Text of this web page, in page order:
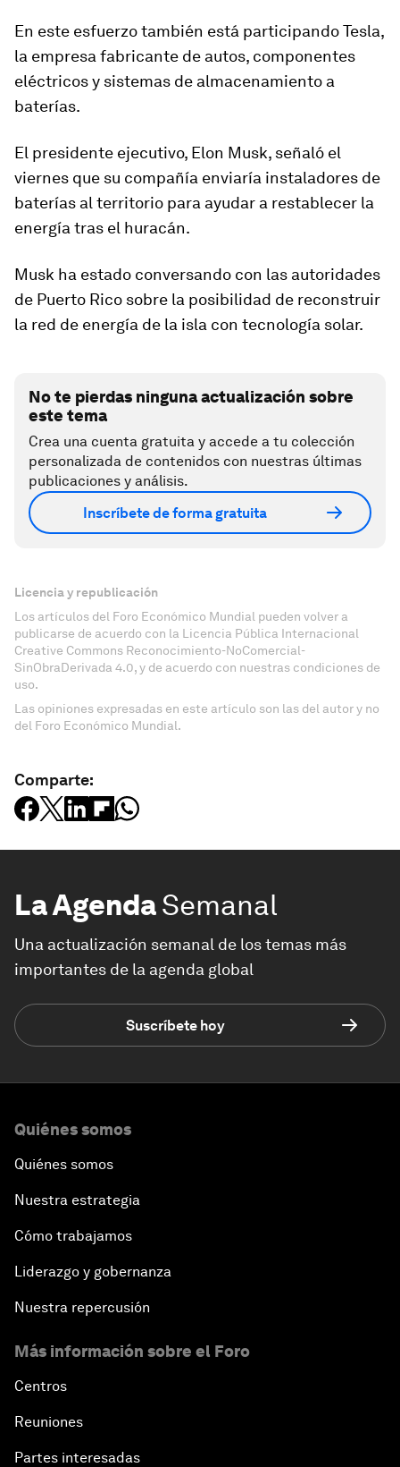
En este esfuerzo también está participando Tesla,
la empresa fabricante de autos, componentes
eléctricos y sistemas de almacenamiento a
baterías.
El presidente ejecutivo, Elon Musk, señaló el
viernes que su compañía enviaría instaladores de
baterías al territorio para ayudar a restablecer la
energía tras el huracán.
Musk ha estado conversando con las autoridades
de Puerto Rico sobre la posibilidad de reconstruir
la red de energía de la isla con tecnología solar.
No te pierdas ninguna actualización sobre
este tema
Crea una cuenta gratuita y accede a tu colección
personalizada de contenidos con nuestras últimas
publicaciones y análisis.
Inscríbete de forma gratuita
Licencia y republicación
Los artículos del Foro Económico Mundial pueden volver a
publicarse de acuerdo con la Licencia Pública Internacional
Creative Commons Reconocimiento-NoComercial-
SinObraDerivada 4.0, y de acuerdo con nuestras condiciones de
uso.
Las opiniones expresadas en este artículo son las del autor y no
del Foro Económico Mundial.
Comparte:
La AgendaSemanal
Una actualización semanal de los temas más
importantes de la agenda global
Suscríbete hoy
Quiénes somos
Quiénes somos
Nuestra estrategia
Cómo trabajamos
Liderazgo y gobernanza
Nuestra repercusión
Más información sobre el Foro
Centros
Reuniones
Partes interesadas